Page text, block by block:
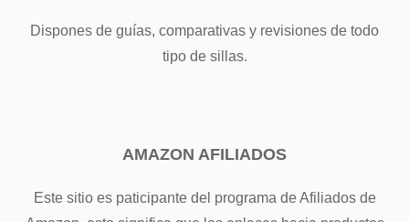
Dispones de guías, comparativas y revisiones de todo
tipo de sillas.
AMAZON AFILIADOS
Este sitio es paticipante del programa de Afiliados de